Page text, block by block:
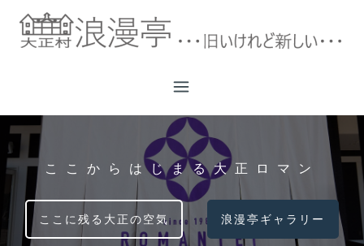
ス
キ
プ
ここからはじまる大正ロマン
ここに残る大正の空気 浪漫亭ギャラリー